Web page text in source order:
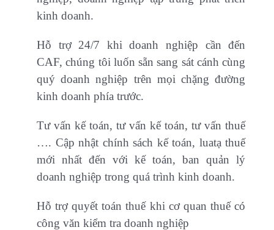
kinh doanh.
Hỗ trợ 24/7 khi doanh nghiệp cần đến
CAF, chúng tôi luốn sẵn sang sát cánh cùng
quý doanh nghiệp trên mọi chặng đường
kinh doanh phía trước.
Tư vấn kế toán, tư vấn kế toán, tư vấn thuế
…. Cập nhật chính sách kế toán, luatạ thuế
mới nhất đến với kế toán, ban quản lý
doanh nghiệp trong quá trình kinh doanh.
Hỗ trợ quyết toán thuế khi cơ quan thuế có
công văn kiểm tra doanh nghiệp